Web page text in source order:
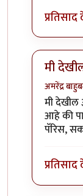
मी
अमरेंद्र
In reply
मी देखील
आहे की
पॅरिस,